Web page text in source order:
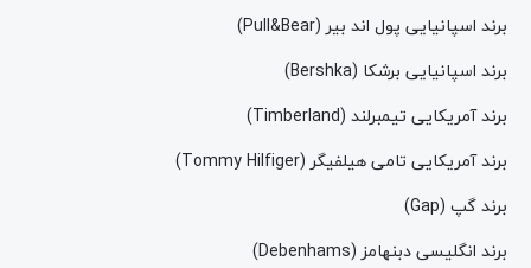
برند اسپانیایی پول اند بیر (Pull&Bear)
برند اسپانیایی برشکا (Bershka)
برند آمریکایی تیمبرلند (Timberland)
برند آمریکایی تامی هیلفیگر (Tommy Hilfiger)
برند گپ (Gap)
برند انگلیسی دبنهامز (Debenhams)